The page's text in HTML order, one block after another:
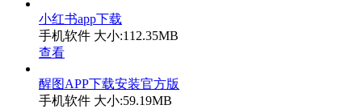
小红书app下载
手机软件 大小:112.35MB
查看
醒图APP下载安装官方版
手机软件 大小:59.19MB